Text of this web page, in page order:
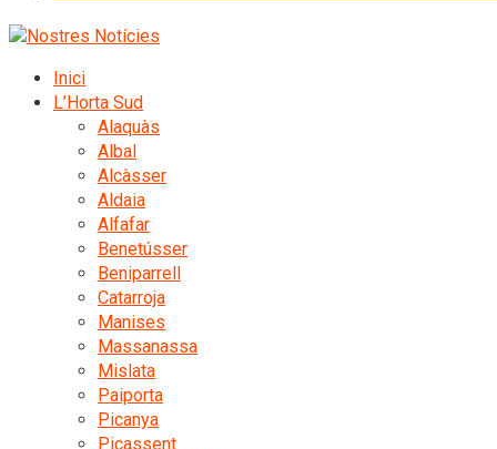
Inici
L’Horta Sud
Alaquàs
Albal
Alcàsser
Aldaia
Alfafar
Benetússer
Beniparrell
Catarroja
Manises
Massanassa
Mislata
Paiporta
Picanya
Picassent